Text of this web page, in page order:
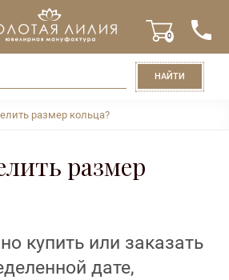
0
НАЙТИ
размер кольца?
размер
купить или заказать
дате,